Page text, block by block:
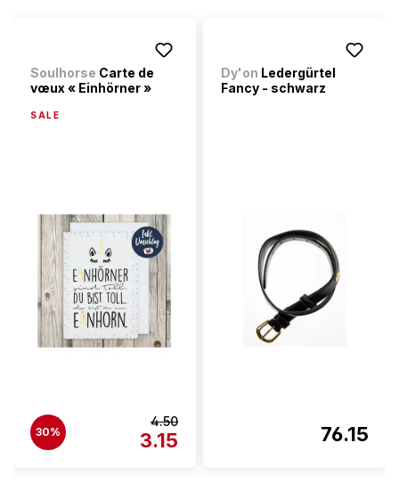
Soulhorse Carte de
vœux « Einhörner »
SALE
30%
4.50
3.15
Dy'on Ledergürtel
Fancy - schwarz
76.15